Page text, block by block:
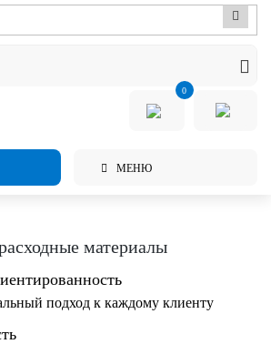
0
МЕНЮ
материалы
подход к каждому клиенту